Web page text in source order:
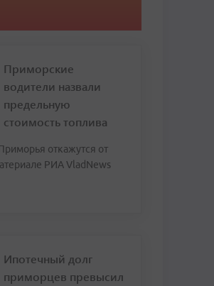
Приморские
водители назвали
предельную
стоимость топлива
откажутся от
РИА VladNews
Ипотечный долг
приморцев превысил